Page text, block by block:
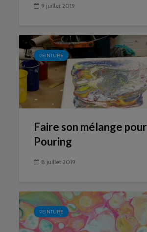
9 juillet 2019
PEINTURE
Faire son mélange pour
Pouring
8 juillet 2019
PEINTURE